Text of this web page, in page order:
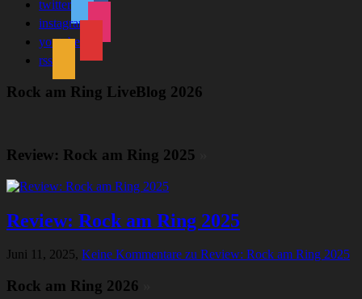
twitter
instagram
youtube
rss
Rock am Ring LiveBlog 2026
Review: Rock am Ring 2025
Review: Rock am Ring 2025
Juni 11, 2025, Keine Kommentare zu Review: Rock am Ring 2025
Rock am Ring 2026